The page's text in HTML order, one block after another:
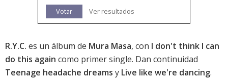
Votar Ver resultados
R.Y.C. es un álbum de Mura Masa, con I don't think I can
do this again como primer single. Dan continuidad
Teenage headache dreams y Live like we're dancing.